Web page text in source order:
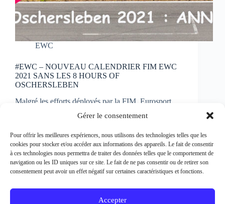
Gérer le consentement
Pour offrir les meilleures expériences, nous utilisons des technologies telles que les
cookies pour stocker et/ou accéder aux informations des appareils. Le fait de consentir
à ces technologies nous permettra de traiter des données telles que le comportement de
navigation ou les ID uniques sur ce site. Le fait de ne pas consentir ou de retirer son
consentement peut avoir un effet négatif sur certaines caractéristiques et fonctions.
Accepter
EWC
#EWC – NOUVEAU CALENDRIER FIM EWC
2021 SANS LES 8 HOURS OF
OSCHERSLEBEN
Malgré les efforts déployés par la FIM, Eurosport
Oschersleben, il n’a pas été possible de convenir
allemande au Championnat du Monde FIM EWC
2021. Il…
Patrick Bertineau
1 mai 2021